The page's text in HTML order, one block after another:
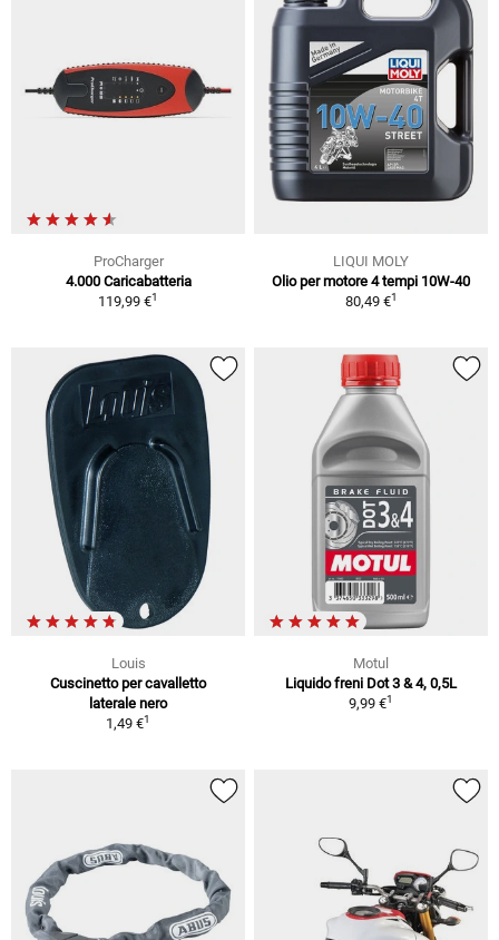
ProCharger
4.000 Caricabatteria
119,99 €1
LIQUI MOLY
Olio per motore 4 tempi 10W-40
80,49 €1
Louis
Cuscinetto per cavalletto
laterale nero
1,49 €1
Motul
Liquido freni Dot 3 & 4, 0,5L
9,99 €1